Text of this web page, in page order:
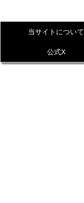
当サイトについて
公式X